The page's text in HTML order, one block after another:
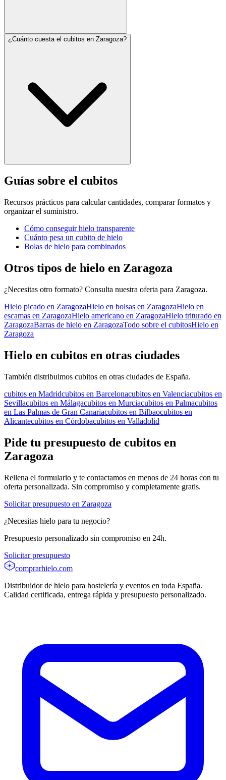
¿Cuánto cuesta el cubitos en Zaragoza?
Guías sobre el cubitos
Recursos prácticos para calcular cantidades, comparar formatos y
organizar el suministro.
Cómo conseguir hielo transparente
Cuánto pesa un cubito de hielo
Bolas de hielo para combinados
Otros tipos de hielo en Zaragoza
¿Necesitas otro formato? Consulta nuestra oferta para Zaragoza.
Hielo picado en ZaragozaHielo en bolsas en ZaragozaHielo en
escamas en ZaragozaHielo americano en ZaragozaHielo triturado en
ZaragozaBarras de hielo en ZaragozaTodo sobre el cubitosHielo en
Zaragoza
Hielo en cubitos en otras ciudades
También distribuimos cubitos en otras ciudades de España.
cubitos en Madridcubitos en Barcelonacubitos en Valenciacubitos en
Sevillacubitos en Málagacubitos en Murciacubitos en Palmacubitos
en Las Palmas de Gran Canariacubitos en Bilbaocubitos en
Alicantecubitos en Córdobacubitos en Valladolid
Pide tu presupuesto de cubitos en
Zaragoza
Rellena el formulario y te contactamos en menos de 24 horas con tu
oferta personalizada. Sin compromiso y completamente gratis.
Solicitar presupuesto en Zaragoza
¿Necesitas hielo para tu negocio?
Presupuesto personalizado sin compromiso en 24h.
Solicitar presupuesto
comprarhielo.com
Distribuidor de hielo para hostelería y eventos en toda España.
Calidad certificada, entrega rápida y presupuesto personalizado.